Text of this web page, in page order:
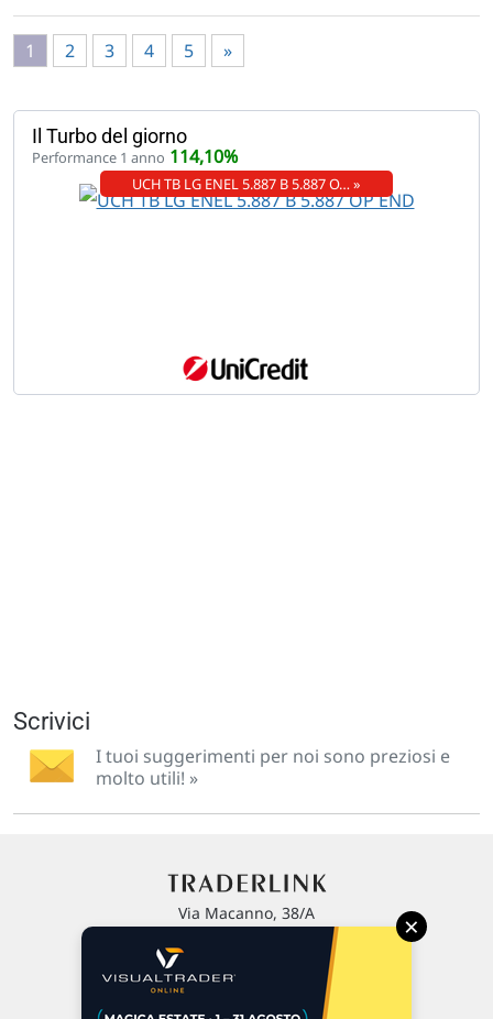
1 2 3 4 5 »
Il Turbo del giorno
Performance 1 anno 114,10%
UCH TB LG ENEL 5.887 B 5.887 O… »
Scrivici
I tuoi suggerimenti per noi sono preziosi e
molto utili! »
Via Macanno, 38/A
P.IVA 02 452 460 401
×